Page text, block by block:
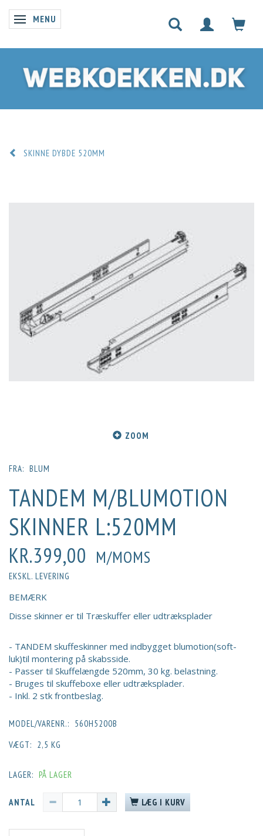
SKIFTE NAVIGATION
MENU
SKINNE DYBDE 520MM
ZOOM
FRA: BLUM
TANDEM M/BLUMOTION
SKINNER L:520MM
KR.399,00 M/MOMS
EKSKL. LEVERING
BEMÆRK
Disse skinner er til Træskuffer eller udtræksplader
- TANDEM skuffeskinner med indbygget blumotion(soft-
luk)til montering på skabsside.
- Passer til Skuffelængde 520mm, 30 kg. belastning.
- Bruges til skuffeboxe eller udtræksplader.
- Inkl. 2 stk frontbeslag.
MODEL/VARENR.: 560H5200B
VÆGT: 2,5 KG
LAGER: PÅ LAGER
ANTAL LÆG I KURV